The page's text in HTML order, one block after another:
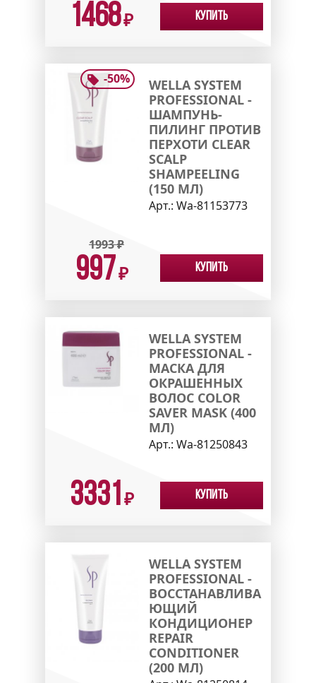
1468₽ Купить
-50%
WELLA SYSTEM
PROFESSIONAL -
ШАМПУНЬ-
ПИЛИНГ ПРОТИВ
ПЕРХОТИ CLEAR
SCALP
SHAMPEELING
(150 МЛ)
Арт.: Wa-81153773
1993₽
997₽ Купить
WELLA SYSTEM
PROFESSIONAL -
МАСКА ДЛЯ
ОКРАШЕННЫХ
ВОЛОС COLOR
SAVER MASK (400
МЛ)
Арт.: Wa-81250843
3331 ₽ Купить
WELLA SYSTEM
PROFESSIONAL -
ВОССТАНАВЛИВА
ЮЩИЙ
КОНДИЦИОНЕР
REPAIR
CONDITIONER
(200 МЛ)